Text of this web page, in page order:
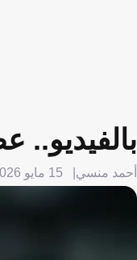
بالفيديو..
أحمد منسي 15 مايو 2026